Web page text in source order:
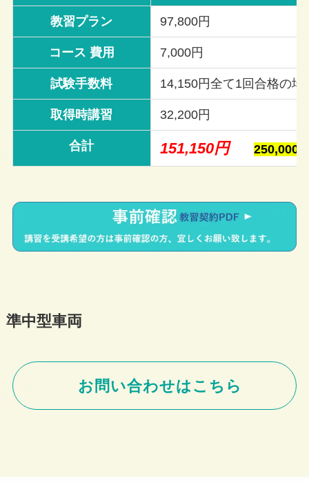
教習プラン 97,800円
コース 費用 7,000円
試験手数料 14,150円全て1回合格の場
取得時講習 32,200円
合計 151,150円 250,000
準中型車両
お問い合わせはこちら